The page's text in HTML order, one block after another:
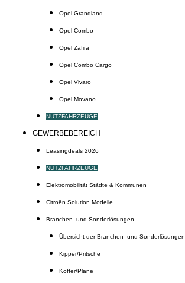
Opel Grandland
Opel Combo
Opel Zafira
Opel Combo Cargo
Opel Vivaro
Opel Movano
NUTZFAHRZEUGE
GEWERBEBEREICH
Leasingdeals 2026
NUTZFAHRZEUGE
Elektromobilität Städte & Kommunen
Citroën Solution Modelle
Branchen- und Sonderlösungen
Übersicht der Branchen- und Sonderlösungen
Kipper/Pritsche
Koffer/Plane